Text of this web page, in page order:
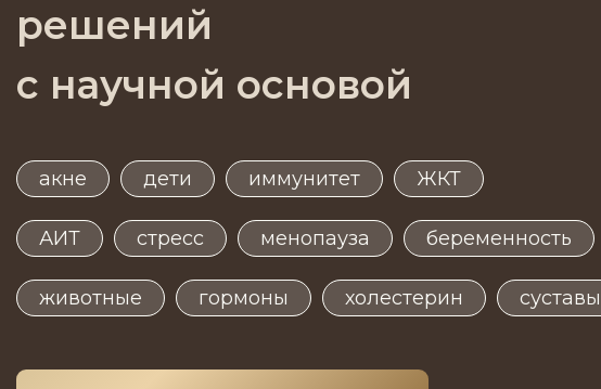
решений
с научной основой
акне дети иммунитет ЖКТ
АИТ стресс менопауза беременность
животные гормоны холестерин суставы